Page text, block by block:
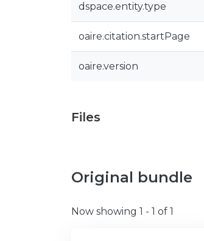
dspace.entity.type
oaire.citation.startPage
oaire.version
Files
Original bundle
Now showing 1 - 1 of 1